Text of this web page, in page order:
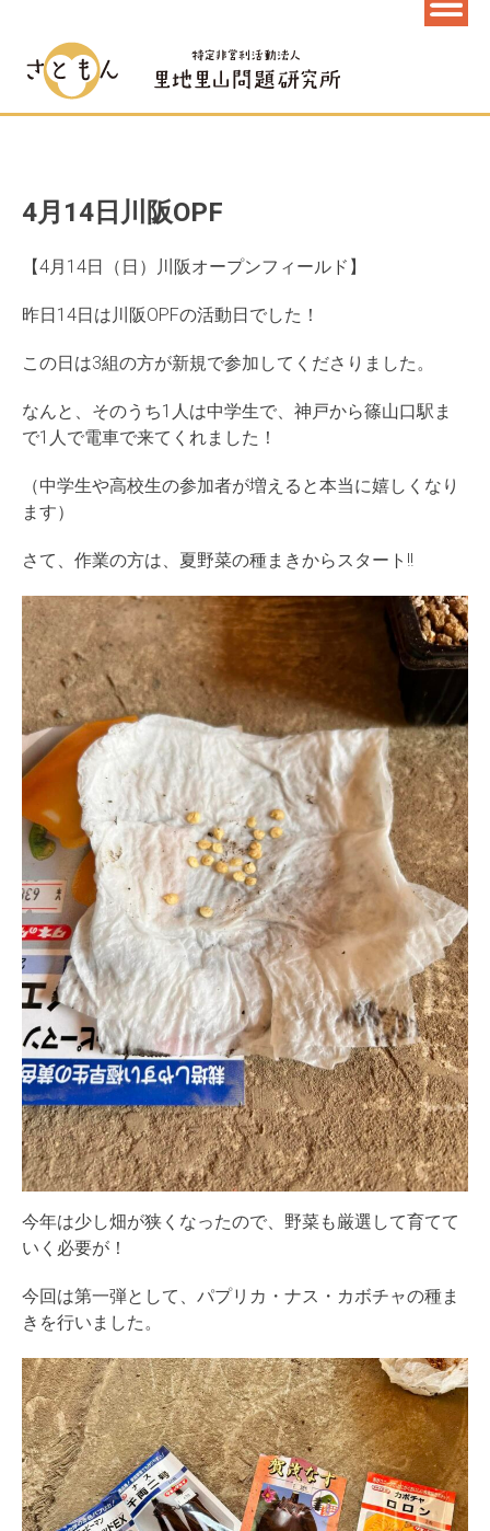
4月14日川阪OPF
【4月14日（日）川阪オープンフィールド】
昨日14日は川阪OPFの活動日でした！
この日は3組の方が新規で参加してくださりました。
なんと、そのうち1人は中学生で、神戸から篠山口駅ま
で1人で電車で来てくれました！
（中学生や高校生の参加者が増えると本当に嬉しくなり
ます）
さて、作業の方は、夏野菜の種まきからスタート!!
今年は少し畑が狭くなったので、野菜も厳選して育てて
いく必要が！
今回は第一弾として、パプリカ・ナス・カボチャの種ま
きを行いました。